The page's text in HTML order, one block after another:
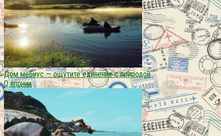
Дом мёбиус — ощутите единение с природой
О японии